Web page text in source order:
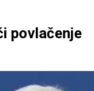
povlačenje